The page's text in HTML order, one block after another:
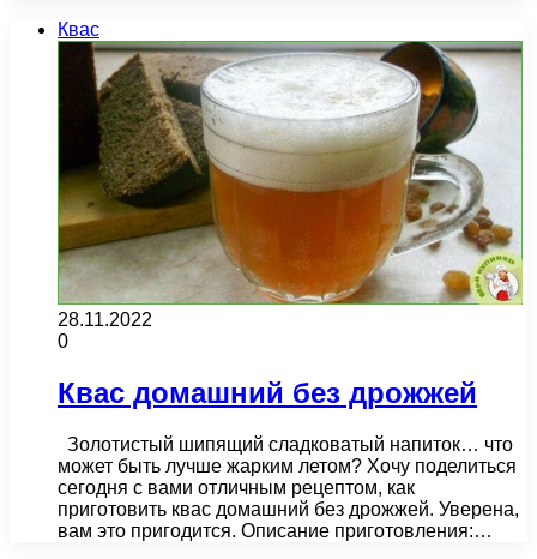
Квас
28.11.2022
0
Кваc дoмашний бeз дрожжeй
Золотистый шипящий сладковатый напиток… что
может быть лучше жарким летом? Хочу поделиться
сегодня с вами отличным рецептом, как
приготовить квас домашний без дрожжей. Уверена,
вам это пригодится. Описание приготовления:…